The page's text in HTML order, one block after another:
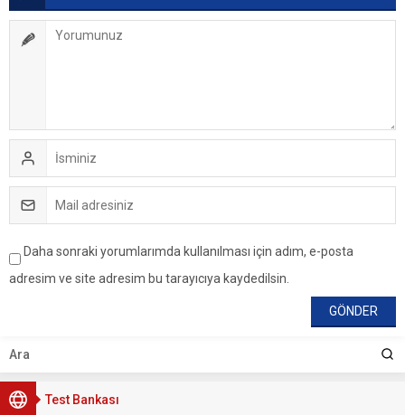
Test Bankası
Daha sonraki yorumlarımda kullanılması için adım, e-posta
adresim ve site adresim bu tarayıcıya kaydedilsin.